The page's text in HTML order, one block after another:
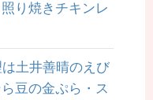
り焼きチキンレ
土井善晴のえび
豆の金ぷら・ス